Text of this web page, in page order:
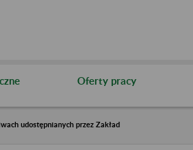
Oferty pracy
udostępnianych przez Zakład